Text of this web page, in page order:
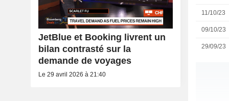
11/10/23
09/10/23
29/09/23
JetBlue et Booking livrent un
bilan contrasté sur la
demande de voyages
Le 29 avril 2026 à 21:40